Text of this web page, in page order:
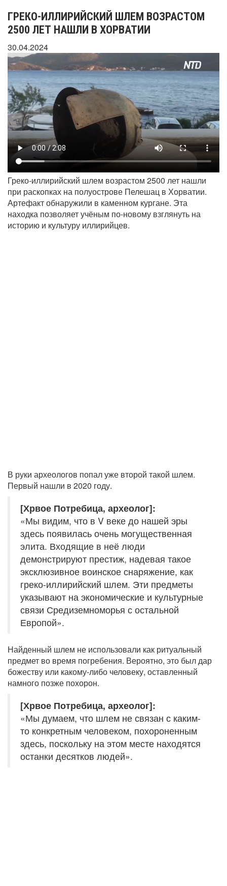
ГРЕКО-ИЛЛИРИЙСКИЙ ШЛЕМ ВОЗРАСТОМ
2500 ЛЕТ НАШЛИ В ХОРВАТИИ
30.04.2024
Греко-иллирийский шлем возрастом 2500 лет нашли
при раскопках на полуострове Пелешац в Хорватии.
Артефакт обнаружили в каменном кургане. Эта
находка позволяет учёным по-новому взглянуть на
историю и культуру иллирийцев.
В руки археологов попал уже второй такой шлем.
Первый нашли в 2020 году.
[Хрвое Потребица, археолог]:
«Мы видим, что в V веке до нашей эры
здесь появилась очень могущественная
элита. Входящие в неё люди
демонстрируют престиж, надевая такое
эксклюзивное воинское снаряжение, как
греко-иллирийский шлем. Эти предметы
указывают на экономические и культурные
связи Средиземноморья с остальной
Европой».
Найденный шлем не использовали как ритуальный
предмет во время погребения. Вероятно, это был дар
божеству или какому-либо человеку, оставленный
намного позже похорон.
[Хрвое Потребица, археолог]:
«Мы думаем, что шлем не связан с каким-
то конкретным человеком, похороненным
здесь, поскольку на этом месте находятся
останки десятков людей».